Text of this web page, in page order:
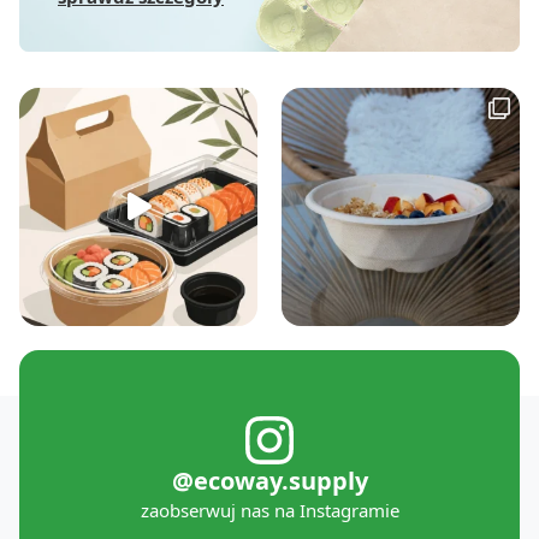
@ecoway.supply
zaobserwuj nas na Instagramie